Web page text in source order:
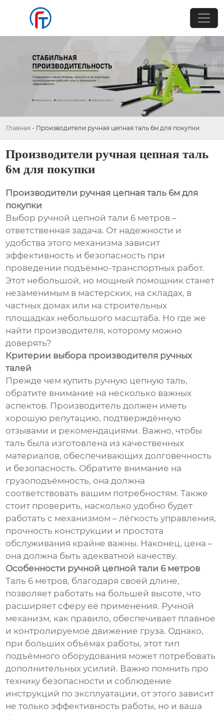
Главная - Производители ручная цепная таль 6м для покупки
Производители ручная цепная таль
6м для покупки
Производители ручная цепная таль 6м для
покупки
Выбор ручной цепной тали 6 метров –
ответственная задача. От надежности и
удобства этого механизма зависит
эффективность и безопасность при
проведении подъёмно-транспортных работ.
Этот небольшой, но мощный помощник станет
незаменимым в мастерских, на складах, в
частных домах или на строительных
площадках небольшого масштаба. Но где же
найти производителя, которому можно
доверять?
Критерии выбора производителя ручных
талей
Прежде чем купить ручную цепную таль,
обратите внимание на несколько важных
аспектов. Производитель должен иметь
хорошую репутацию, подтверждённую
отзывами и рекомендациями. Важно, чтобы
таль была изготовлена из качественных
материалов, обеспечивающих долговечность
и безопасность. Обратите внимание на
грузоподъёмность, она должна
соответствовать вашим потребностям. Также
стоит проверить, насколько удобно будет
работать с механизмом – лёгкость управления,
прочность конструкции и простота
обслуживания крайне важны. Наконец, цена –
она должна быть адекватной качеству.
Особенности ручной цепной тали 6 метров
Таль 6 метров, благодаря своей длине,
позволяет работать на большей высоте, что
расширяет сферу её применения. Ручной
механизм, как правило, обеспечивает плавное
и контролируемое движение груза. Однако,
при больших объёмах работы, этот тип
подъёмного оборудования может потребовать
дополнительных усилий. Важно помнить про
технику безопасности и соблюдение
инструкций по эксплуатации, от этого зависит
не только эффективность работы, но и ваша